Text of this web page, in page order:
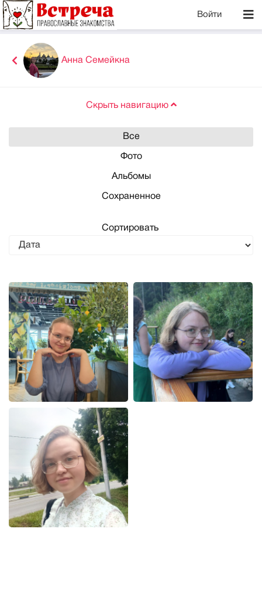
Войти
Анна Семейкна
Скрыть навигацию
Все
Фото
Альбомы
Сохраненное
Сортировать